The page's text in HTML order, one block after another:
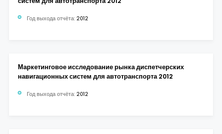
Год выхода отчёта: 2012
Маркетинговое исследование рынка диспетчерских
навигационных систем для автотранспорта 2012
Год выхода отчёта: 2012